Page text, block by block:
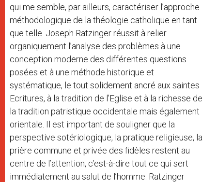
qui me semble, par ailleurs, caractériser l’approche
méthodologique de la théologie catholique en tant
que telle. Joseph Ratzinger réussit à relier
organiquement l’analyse des problèmes à une
conception moderne des différentes questions
posées et à une méthode historique et
systématique, le tout solidement ancré aux saintes
Ecritures, à la tradition de l’Eglise et à la richesse de
la tradition patristique occidentale mais également
orientale. Il est important de souligner que la
perspective sotériologique, la pratique religieuse, la
prière commune et privée des fidèles restent au
centre de l’attention, c’est-à-dire tout ce qui sert
immédiatement au salut de l’homme. Ratzinger